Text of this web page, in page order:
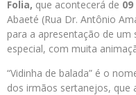
Folia, que acontecerá de
Abaeté (Rua Dr. Antônio
para a apresentação de
especial, com muita
“Vidinha de balada” é o
dos irmãos sertanejos, que